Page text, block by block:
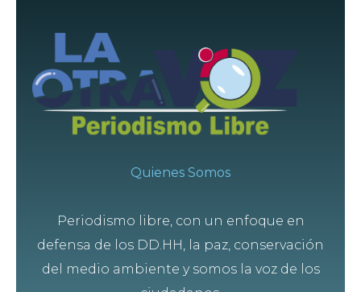
Quienes Somos
Periodismo libre, con un enfoque en
defensa de los DD.HH, la paz, conservación
del medio ambiente y somos la voz de los